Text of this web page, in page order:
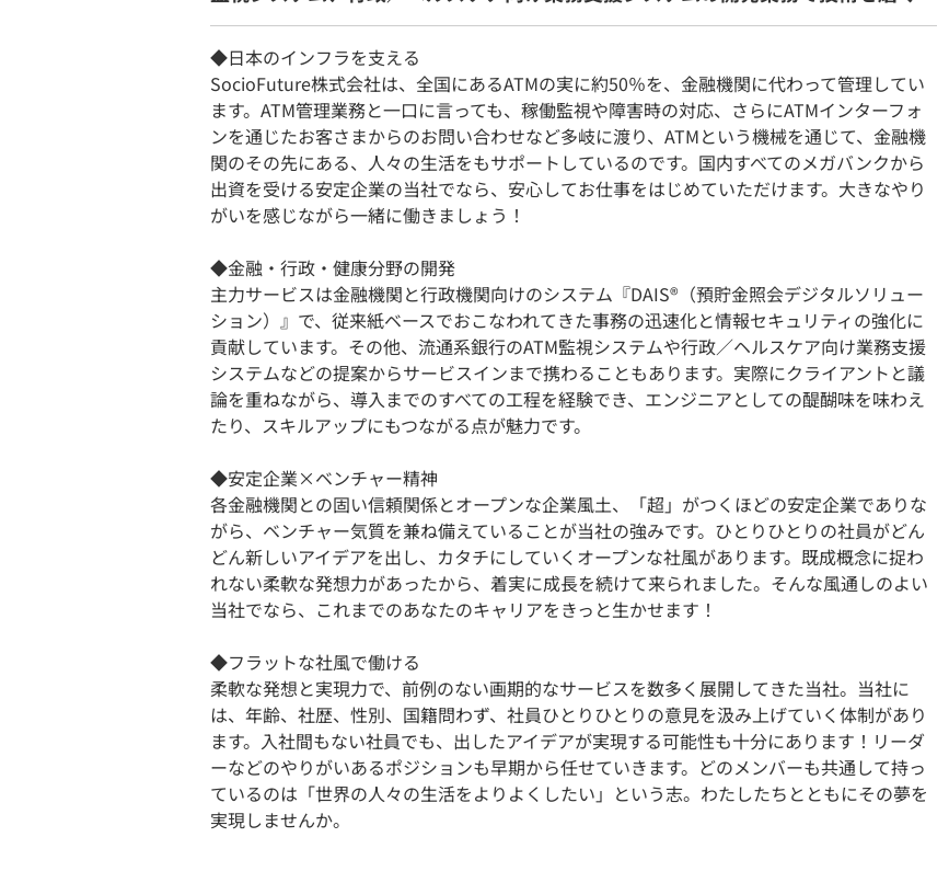
◆日本のインフラを支える
SocioFuture株式会社は、全国にあるATMの実に約50％を、金融機関に代わって管理してい
ます。ATM管理業務と一口に言っても、稼働監視や障害時の対応、さらにATMインターフォ
ンを通じたお客さまからのお問い合わせなど多岐に渡り、ATMという機械を通じて、金融機
関のその先にある、人々の生活をもサポートしているのです。国内すべてのメガバンクから
出資を受ける安定企業の当社でなら、安心してお仕事をはじめていただけます。大きなやり
がいを感じながら一緒に働きましょう！
◆金融・行政・健康分野の開発
主力サービスは金融機関と行政機関向けのシステム『DAIS®（預貯金照会デジタルソリュー
ション）』で、従来紙ベースでおこなわれてきた事務の迅速化と情報セキュリティの強化に
貢献しています。その他、流通系銀行のATM監視システムや行政／ヘルスケア向け業務支援
システムなどの提案からサービスインまで携わることもあります。実際にクライアントと議
論を重ねながら、導入までのすべての工程を経験でき、エンジニアとしての醍醐味を味わえ
たり、スキルアップにもつながる点が魅力です。
◆安定企業×ベンチャー精神
各金融機関との固い信頼関係とオープンな企業風土、「超」がつくほどの安定企業でありな
がら、ベンチャー気質を兼ね備えていることが当社の強みです。ひとりひとりの社員がどん
どん新しいアイデアを出し、カタチにしていくオープンな社風があります。既成概念に捉わ
れない柔軟な発想力があったから、着実に成長を続けて来られました。そんな風通しのよい
当社でなら、これまでのあなたのキャリアをきっと生かせます！
◆フラットな社風で働ける
柔軟な発想と実現力で、前例のない画期的なサービスを数多く展開してきた当社。当社に
は、年齢、社歴、性別、国籍問わず、社員ひとりひとりの意見を汲み上げていく体制があり
ます。入社間もない社員でも、出したアイデアが実現する可能性も十分にあります！リーダ
ーなどのやりがいあるポジションも早期から任せていきます。どのメンバーも共通して持っ
ているのは「世界の人々の生活をよりよくしたい」という志。わたしたちとともにその夢を
実現しませんか。